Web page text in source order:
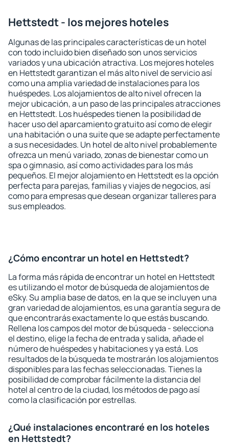
Hettstedt - los mejores hoteles
Algunas de las principales características de un hotel
con todo incluido bien diseñado son unos servicios
variados y una ubicación atractiva. Los mejores hoteles
en Hettstedt garantizan el más alto nivel de servicio así
como una amplia variedad de instalaciones para los
huéspedes. Los alojamientos de alto nivel ofrecen la
mejor ubicación, a un paso de las principales atracciones
en Hettstedt. Los huéspedes tienen la posibilidad de
hacer uso del aparcamiento gratuito así como de elegir
una habitación o una suite que se adapte perfectamente
a sus necesidades. Un hotel de alto nivel probablemente
ofrezca un menú variado, zonas de bienestar como un
spa o gimnasio, así como actividades para los más
pequeños. El mejor alojamiento en Hettstedt es la opción
perfecta para parejas, familias y viajes de negocios, así
como para empresas que desean organizar talleres para
sus empleados.
¿Cómo encontrar un hotel en Hettstedt?
La forma más rápida de encontrar un hotel en Hettstedt
es utilizando el motor de búsqueda de alojamientos de
eSky. Su amplia base de datos, en la que se incluyen una
gran variedad de alojamientos, es una garantía segura de
que encontrarás exactamente lo que estás buscando.
Rellena los campos del motor de búsqueda - selecciona
el destino, elige la fecha de entrada y salida, añade el
número de huéspedes y habitaciones y ya está. Los
resultados de la búsqueda te mostrarán los alojamientos
disponibles para las fechas seleccionadas. Tienes la
posibilidad de comprobar fácilmente la distancia del
hotel al centro de la ciudad, los métodos de pago así
como la clasificación por estrellas.
¿Qué instalaciones encontraré en los hoteles
en Hettstedt?